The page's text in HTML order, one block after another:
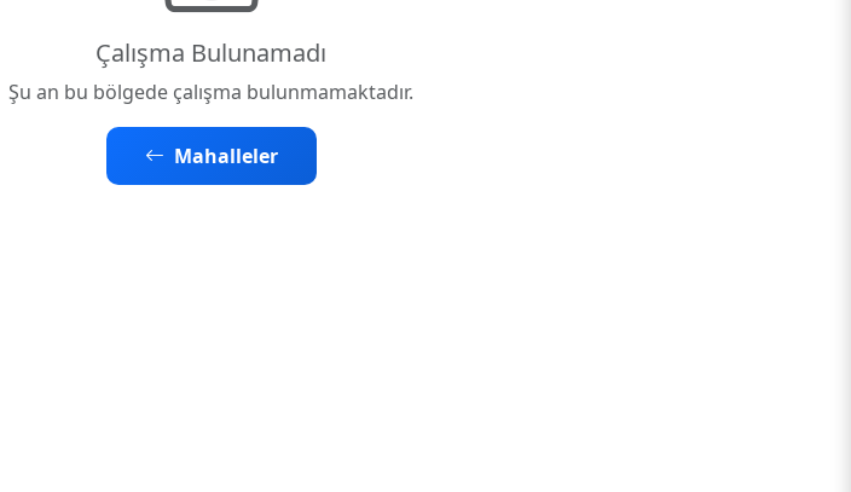
Çalışma Bulunamadı
Şu an bu bölgede çalışma bulunmamaktadır.
Mahalleler